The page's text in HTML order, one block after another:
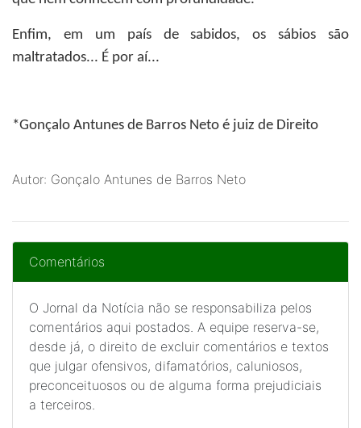
Enfim, em um país de sabidos, os sábios são
maltratados... É por aí...
*Gonçalo Antunes de Barros Neto é juiz de Direito
Autor: Gonçalo Antunes de Barros Neto
Comentários
O Jornal da Notícia não se responsabiliza pelos
comentários aqui postados. A equipe reserva-se,
desde já, o direito de excluir comentários e textos
que julgar ofensivos, difamatórios, caluniosos,
preconceituosos ou de alguma forma prejudiciais
a terceiros.